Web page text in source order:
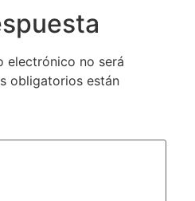
electrónico no será
obligatorios están